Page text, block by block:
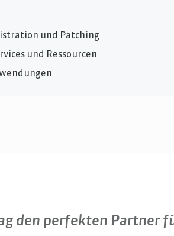
und Patching
und Ressourcen
den perfekten Partner